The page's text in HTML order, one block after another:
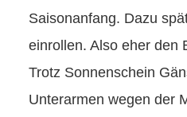
Saisonanfang. Dazu
einrollen. Also eher den
Trotz Sonnenschein
Unterarmen wegen der